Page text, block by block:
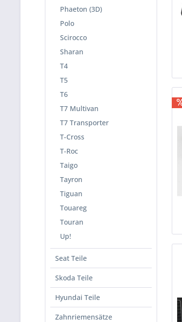
Phaeton (3D)
Polo
Scirocco
Sharan
T4
T5
T6
T7 Multivan
T7 Transporter
T-Cross
T-Roc
Taigo
Tayron
Tiguan
Touareg
Touran
Up!
Seat Teile
Skoda Teile
Hyundai Teile
Zahnriemensätze